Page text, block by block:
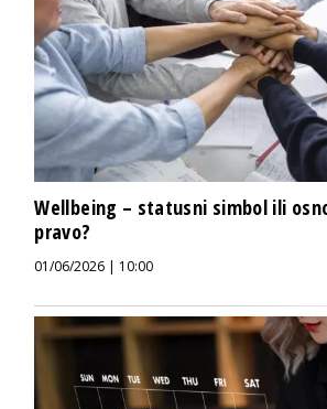
Wellbeing – statusni simbol ili
pravo?
01/06/2026 | 10:00